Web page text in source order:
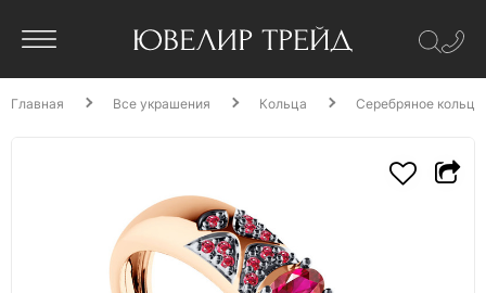
Главная Все украшения Кольца Серебряное